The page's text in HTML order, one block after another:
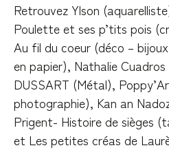
Retrouvez Ylson
Poulette et ses p’tits pois
Au fil du coeur (déco –
en papier), Nathalie
DUSSART (Métal),
photographie), Kan an
Prigent- Histoire de sièges
et Les petites créas de